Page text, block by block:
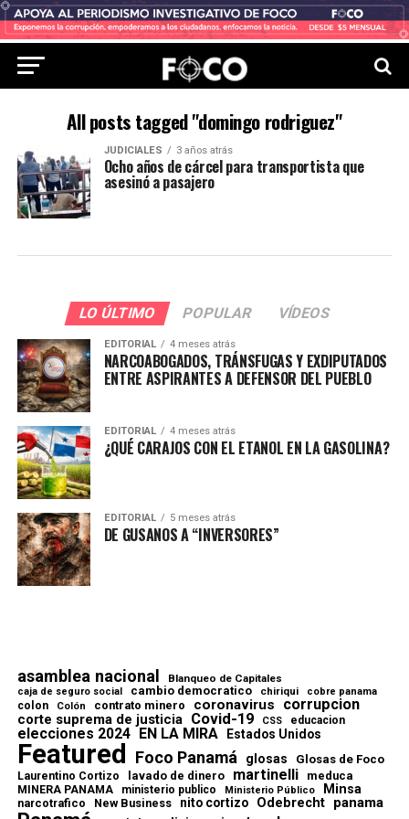
All posts tagged "domingo rodriguez"
JUDICIALES 3 años atrás
Ocho años de cárcel para transportista que
asesinó a pasajero
LO ÚLTIMO POPULAR VÍDEOS
EDITORIAL 4 meses atrás
NARCOABOGADOS, TRÁNSFUGAS Y EXDIPUTADOS
ENTRE ASPIRANTES A DEFENSOR DEL PUEBLO
EDITORIAL 4 meses atrás
¿QUÉ CARAJOS CON EL ETANOL EN LA GASOLINA?
EDITORIAL 5 meses atrás
DE GUSANOS A “INVERSORES”
asamblea nacional Blanqueo de Capitales
caja de seguro social cambio democratico chiriqui cobre panama
colon Colón contrato minero coronavirus corrupcion
corte suprema de justicia Covid-19 CSS educacion
elecciones 2024 EN LA MIRA Estados Unidos
Featured Foco Panamá glosas Glosas de Foco
Laurentino Cortizo lavado de dinero martinelli meduca
MINERA PANAMA ministerio publico Ministerio Público Minsa
narcotrafico New Business nito cortizo Odebrecht panama